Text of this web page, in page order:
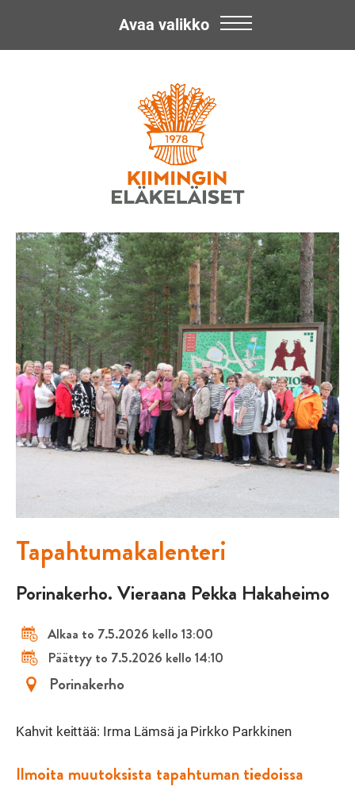
Eläkeläiset
ry
Avaa valikko
Tapahtumakalenteri
Porinakerho. Vieraana Pekka Hakaheimo
Alkaa to 7.5.2026 kello 13:00
Päättyy to 7.5.2026 kello 14:10
Porinakerho
Kahvit keittää: Irma Lämsä ja Pirkko Parkkinen
Ilmoita muutoksista tapahtuman tiedoissa